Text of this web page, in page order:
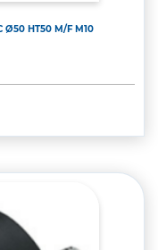
Ø50 HT50 M/F M10